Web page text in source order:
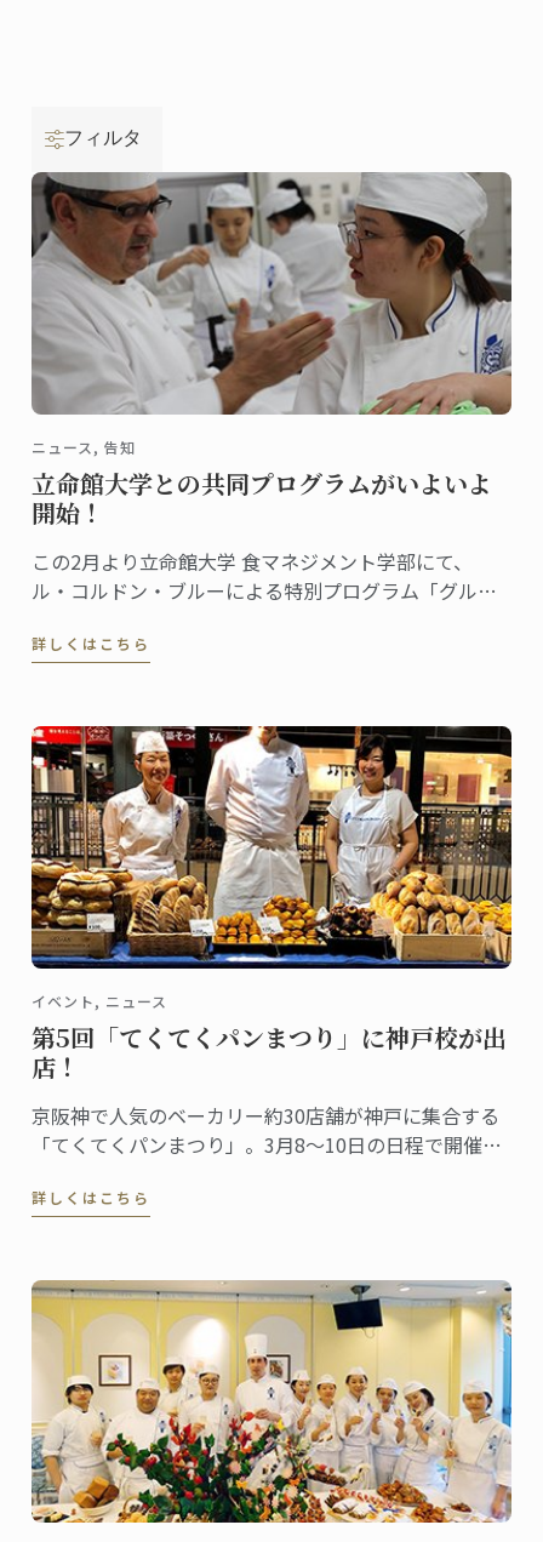
フィルタ
ニュース, 告知
立命館大学との共同プログラムがいよいよ
開始！
この2月より立命館大学 食マネジメント学部にて、
ル・コルドン・ブルーによる特別プログラム「グルー
ログラム」がスタート。
詳しくはこちら
イベント, ニュース
第5回「てくてくパンまつり」に神戸校が出
店！
京阪神で人気のベーカリー約30店舗が神戸に集合する
「てくてくパンまつり」。3月8～10日の日程で開催さ
ベントとしてすっかり定着しました。ル･コルドン･ブ
詳しくはこちら